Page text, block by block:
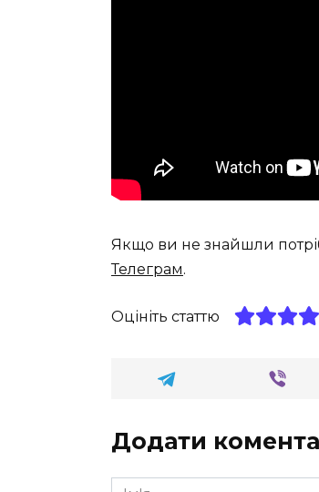
Якщо ви не знайшли
Телеграм.
Оцініть статтю
Додати
Ім'я